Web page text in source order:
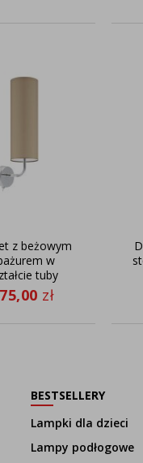
z beżowym
w
tuby
z
zł
BESTSELLERY
Lampki dla dzieci
Lampy podłogowe